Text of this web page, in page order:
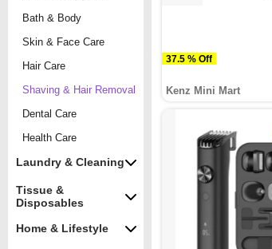
Bath & Body
Skin & Face Care
Hair Care
Shaving & Hair Removal
Dental Care
Health Care
Laundry & Cleaning
Tissue &
Disposables
Home & Lifestyle
37.5 % Off
Kenz Mini Mart